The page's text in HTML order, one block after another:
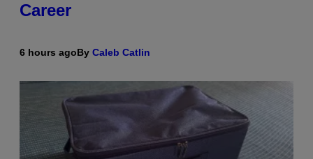
Career
6 hours agoBy Caleb Catlin